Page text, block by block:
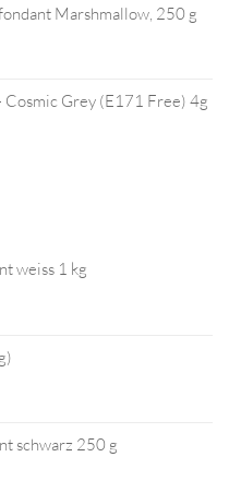
Marshmallow, 250 g
Cosmic Grey (E171 Free) 4g
weiss 1 kg
schwarz 250 g